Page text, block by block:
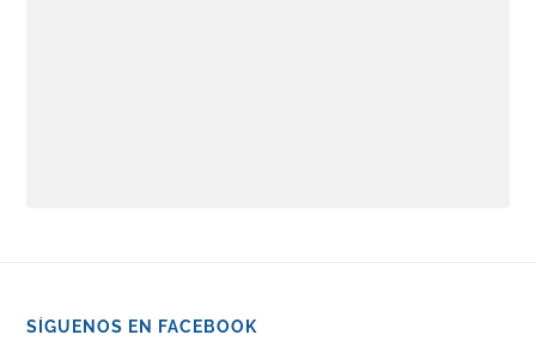
SÍGUENOS EN FACEBOOK